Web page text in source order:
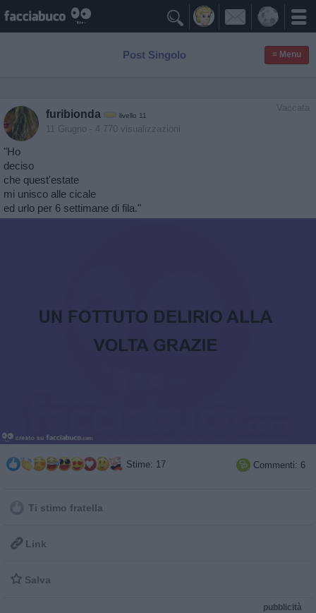

Post Singolo ≡ Menu
Vaccata
furibionda livello 11
11 Giugno - 4.770 visualizzazioni
"Ho
deciso
che quest'estate
mi unisco alle cicale
ed urlo per 6 settimane di fila."
Stime: 17  Commenti: 6
Ti stimo fratella
 Link
 Salva
pubblicità